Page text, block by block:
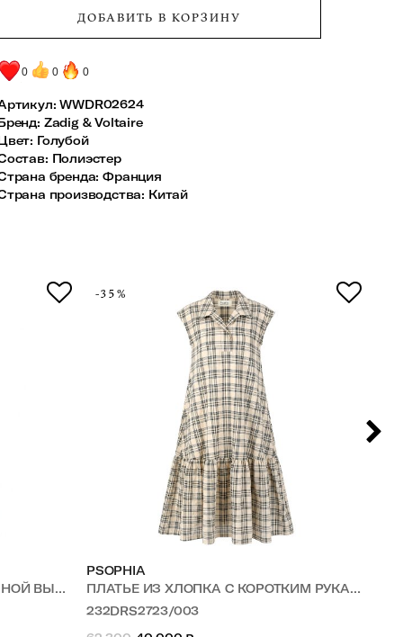
ДОБАВИТЬ В КОРЗИНУ
0 0 0
WWDR02624
: Zadig & Voltaire
: Голубой
: Полиэстер
бренда: Франция
производства: Китай
-35%
PSOPHIA
ПЛАТЬЕ ИЗ ХЛОПКА С КОРОТКИМ РУКАВОМ В КЛЕТКУ
232DRS2723/003